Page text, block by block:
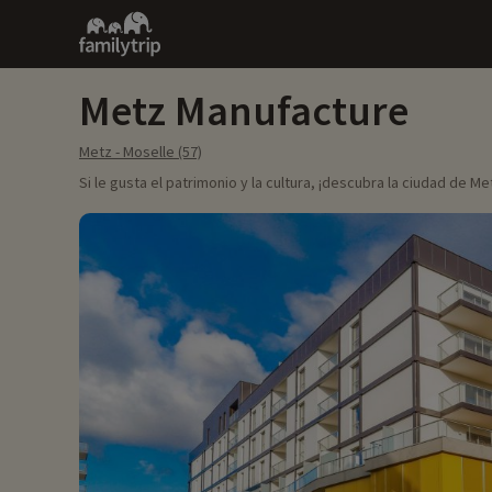
Family
trip
Metz Manufacture
Metz - Moselle (57)
Si le gusta el patrimonio y la cultura, ¡descubra la ciudad de